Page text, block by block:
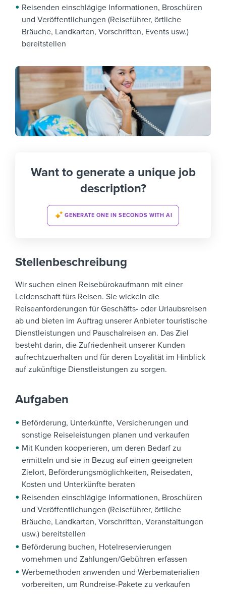
Reisenden einschlägige Informationen, Broschüren
und Veröffentlichungen (Reiseführer, örtliche
Bräuche, Landkarten, Vorschriften, Events usw.)
bereitstellen
Want to generate a unique job
description?
GENERATE ONE IN SECONDS WITH AI
Stellenbeschreibung
Wir suchen einen Reisebürokaufmann mit einer
Leidenschaft fürs Reisen. Sie wickeln die
Reiseanforderungen für Geschäfts- oder Urlaubsreisen
ab und bieten im Auftrag unserer Anbieter touristische
Dienstleistungen und Pauschalreisen an. Das Ziel
besteht darin, die Zufriedenheit unserer Kunden
aufrechtzuerhalten und für deren Loyalität im Hinblick
auf zukünftige Dienstleistungen zu sorgen.
Aufgaben
Beförderung, Unterkünfte, Versicherungen und
sonstige Reiseleistungen planen und verkaufen
Mit Kunden kooperieren, um deren Bedarf zu
ermitteln und sie in Bezug auf einen geeigneten
Zielort, Beförderungsmöglichkeiten, Reisedaten,
Kosten und Unterkünfte beraten
Reisenden einschlägige Informationen, Broschüren
und Veröffentlichungen (Reiseführer, örtliche
Bräuche, Landkarten, Vorschriften, Veranstaltungen
usw.) bereitstellen
Beförderung buchen, Hotelreservierungen
vornehmen und Zahlungen/Gebühren erfassen
Werbemethoden anwenden und Werbematerialien
vorbereiten, um Rundreise-Pakete zu verkaufen